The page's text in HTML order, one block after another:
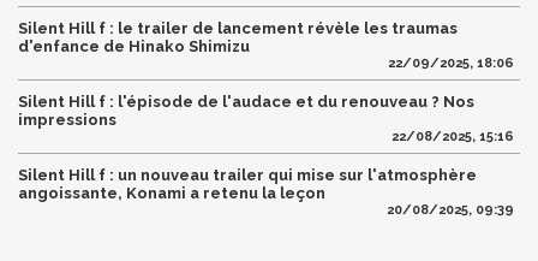
Silent Hill f : le trailer de lancement révèle les traumas
d'enfance de Hinako Shimizu
22/09/2025, 18:06
Silent Hill f : l'épisode de l'audace et du renouveau ? Nos
impressions
22/08/2025, 15:16
Silent Hill f : un nouveau trailer qui mise sur l'atmosphère
angoissante, Konami a retenu la leçon
20/08/2025, 09:39